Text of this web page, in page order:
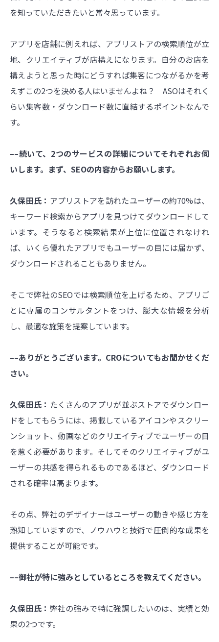
を知っていただきたいと常々思っています。
アプリを店舗に例えれば、アプリストアの検索順位が立
地、クリエイティブが店構えになります。自分のお店を
構えようと思った時にどうすれば集客につながるかを考
えずこの2つを決める人はいませんよね？ ASOはそれく
らい集客数・ダウンロード数に直結するポイントなんで
す。
––続いて、2つのサービスの詳細についてそれぞれお伺
いします。まず、SEOの内容からお願いします。
久保田氏： アプリストアを訪れたユーザーの約70%は、
キーワード検索からアプリを見つけてダウンロードして
います。そうなると検索結果が上位に位置されなけれ
ば、いくら優れたアプリでもユーザーの目には届かず、
ダウンロードされることもありません。
そこで弊社のSEOでは検索順位を上げるため、アプリご
とに専属のコンサルタントをつけ、膨大な情報を分析
し、最適な施策を提案しています。
––ありがとうございます。CROについてもお聞かせくだ
さい。
久保田氏： たくさんのアプリが並ぶストアでダウンロー
ドをしてもらうには、掲載しているアイコンやスクリー
ンショット、動画などのクリエイティブでユーザーの目
を惹く必要があります。そしてそのクリエイティブがユ
ーザーの共感を得られるものであるほど、ダウンロード
される確率は高まります。
その点、弊社のデザイナーはユーザーの動きや感じ方を
熟知していますので、ノウハウと技術で圧倒的な成果を
提供することが可能です。
––御社が特に強みとしているところを教えてください。
久保田氏： 弊社の強みで特に強調したいのは、実績と効
果の2つです。